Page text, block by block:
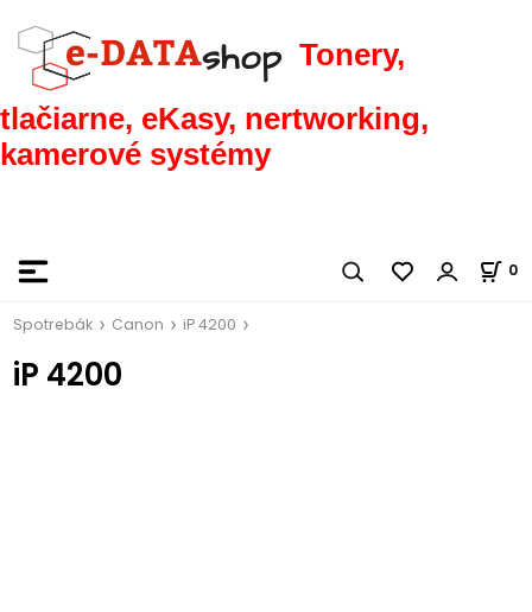
Tonery,
tlačiarne, eKasy, nertworking,
kamerové systémy
0
Spotrebák Canon iP 4200
iP 4200